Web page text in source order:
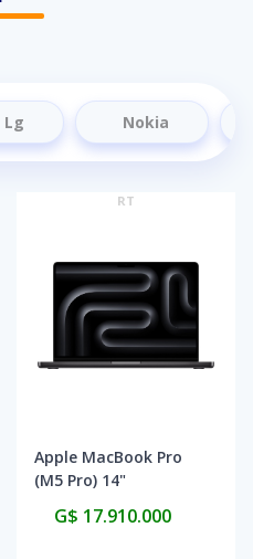
Lg Nokia
RT
Apple MacBook Pro
(M5 Pro) 14"
2026 - Space Black
G$ 17.910.000